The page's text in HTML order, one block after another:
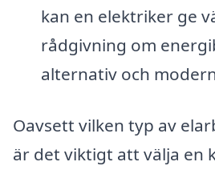
kan en elektriker ge
rådgivning om
alternativ och
Oavsett vilken typ av
är det viktigt att välja en